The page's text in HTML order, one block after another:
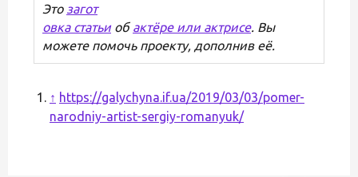
Это загот
овка статьиоб актёре или актрисе. Вы
можете помочь проекту, дополнив её.
↑ https://galychyna.if.ua/2019/03/03/pomer-
narodniy-artist-sergiy-romanyuk/